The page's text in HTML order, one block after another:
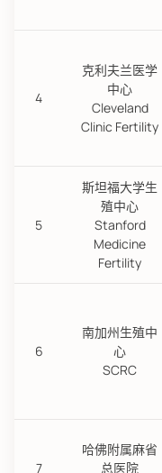
4
克利夫兰医学
中心
Cleveland
Clinic Fertility
5
斯坦福大学生
殖中心
Stanford
Medicine
Fertility
6
南加州生殖中
心
SCRC
7
哈佛附属麻省
总医院